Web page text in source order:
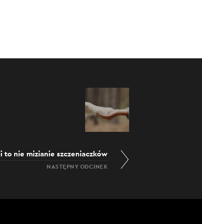
to nie mizianie szczeniaczków
NASTĘPNY ODCINEK